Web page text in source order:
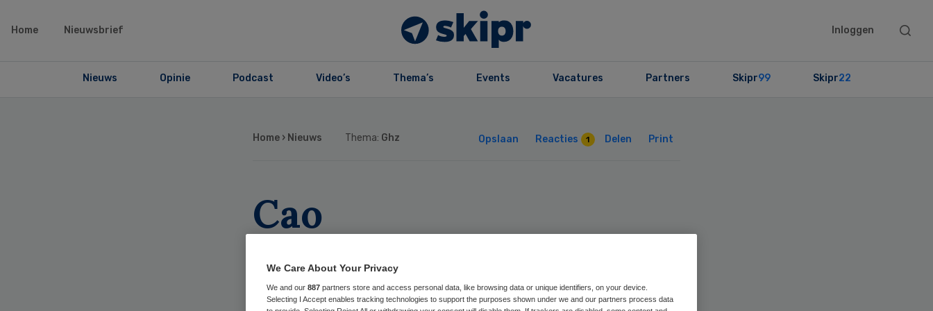
Home Nieuwsbrief Inloggen
Search
Nieuws Opinie Podcast Video’s Thema’s Events Vacatures Partners Skipr99 Skipr22
Home › Nieuws Thema: Ghz Opslaan Reacties 1 Delen Print
Cao
gehandicaptenzorg
algemeen verbindend
We Care About Your Privacy
We and our 887 partners store and access personal data, like browsing data or unique identifiers, on your device.
Selecting I Accept enables tracking technologies to support the purposes shown under we and our partners process data